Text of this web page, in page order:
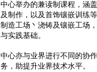
中心举办的兼读制课程，涵
及制作，以及首饰镶嵌训练
制造工场丶浇铸及镶嵌工场
与实践基础。
中心亦与业界进行不同的协
务，助提升业界技术水平。